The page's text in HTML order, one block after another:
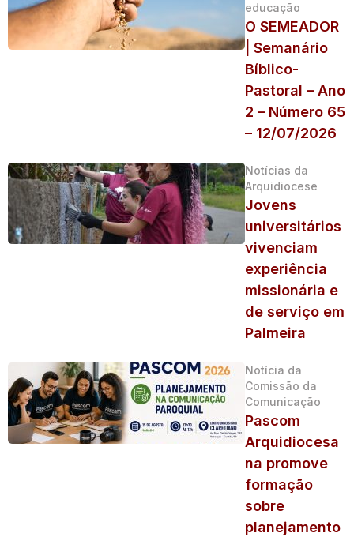
educação
O SEMEADOR
| Semanário
Bíblico-
Pastoral – Ano
2 – Número 65
– 12/07/2026
Notícias da
Arquidiocese
Jovens
universitários
vivenciam
experiência
missionária e
de serviço em
Palmeira
Notícia da
Comissão da
Comunicação
Pascom
Arquidiocesa
na promove
formação
sobre
planejamento